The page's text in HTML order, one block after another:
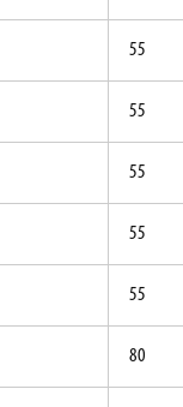
55
55
55
55
55
80